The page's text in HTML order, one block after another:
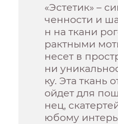
«Эстетик» –
ченности и
н на ткани
рактными
несет в
ни
ку. Эта ткань
ойдет для
нец,
юбому